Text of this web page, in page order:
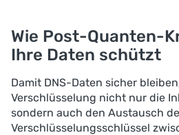
Wie Post-Quanten-
Ihre Daten schützt
Damit DNS-Daten sicher
Verschlüsselung nicht nur die
sondern auch den Austausch
Verschlüsselungsschlüssel